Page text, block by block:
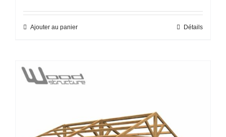
Ajouter au panier Détails